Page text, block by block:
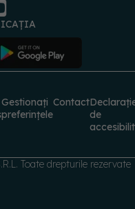
Gestionați
preferințele
Contact
de
Toate drepturile rezervate